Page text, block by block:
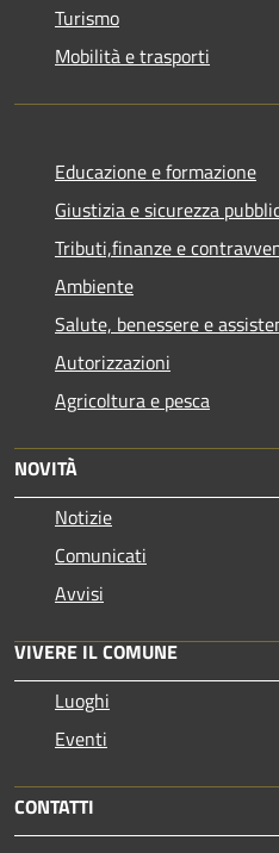
Turismo
Mobilità e trasporti
Educazione e formazione
Giustizia e sicurezza
Tributi,finanze e
Ambiente
Salute, benessere e
Autorizzazioni
Agricoltura e pesca
NOVITÀ
Notizie
Comunicati
Avvisi
VIVERE IL COMUNE
Luoghi
Eventi
CONTATTI